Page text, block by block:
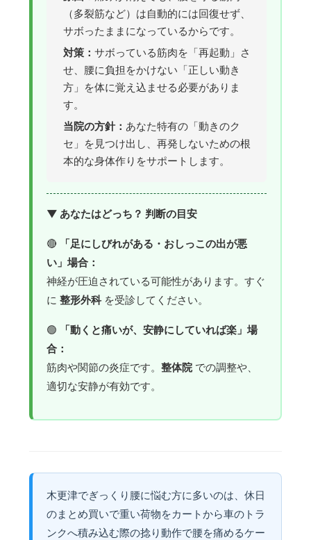
（多裂筋など）は自動的には回復せず、
サボったままになっているからです。
対策：サボっている筋肉を「再起動」さ
せ、腰に負担をかけない「正しい動き
方」を体に覚え込ませる必要がありま
す。
当院の方針： あなた特有の「動きのク
セ」を見つけ出し、再発しないための根
本的な身体作りをサポートします。
▼ あなたはどっち？ 判断の目安
🔴
「足にしびれがある・おしっこの出が悪
い」場合：
神経が圧迫されている可能性があります。すぐ
に整形外科を受診してください。
🟢
「動くと痛いが、安静にしていれば楽」場
合：
筋肉や関節の炎症です。整体院での調整や、
適切な安静が有効です。
木更津でぎっくり腰に悩む方に多いのは、休日
のまとめ買いで重い荷物をカートから車のトラ
ンクへ積み込む際の捻り動作で腰を痛めるケー